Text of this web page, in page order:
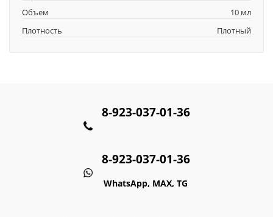
Объем
10 мл
Плотность
Плотный
8-923-037-01-36
8-923-037-01-36
WhatsApp, MAX, TG